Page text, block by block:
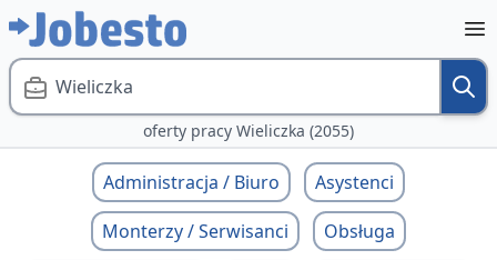
Wieliczka
oferty pracy Wieliczka (2055)
Administracja / Biuro
Asystenci
Monterzy / Serwisanci
Obsługa